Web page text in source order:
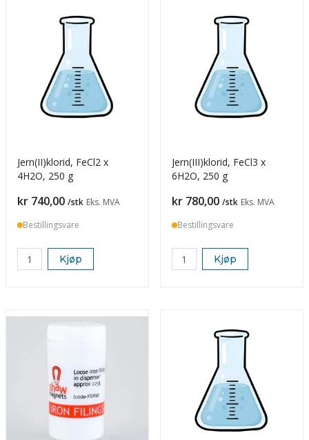
Jern(II)klorid, FeCl2 x
4H2O, 250 g
Pris
kr 740,00 /stk Eks. MVA
Bestillingsvare
Kjøp
Jern(III)klorid, FeCl3 x
6H2O, 250 g
Pris
kr 780,00 /stk Eks. MVA
Bestillingsvare
Kjøp